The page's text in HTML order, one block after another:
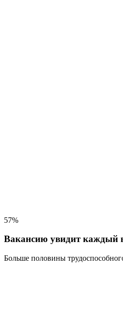
57%
Вакансию увидит каждый
Больше половины